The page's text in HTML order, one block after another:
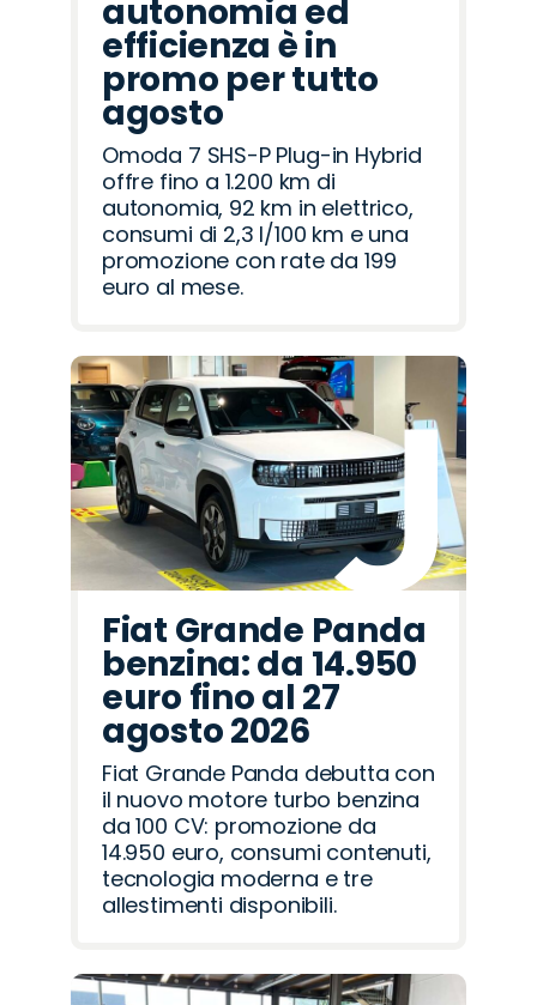
autonomia ed
efficienza è in
promo per tutto
agosto
Omoda 7 SHS-P Plug-in Hybrid
offre fino a 1.200 km di
autonomia, 92 km in elettrico,
consumi di 2,3 l/100 km e una
promozione con rate da 199
euro al mese.
Fiat Grande Panda
benzina: da 14.950
euro fino al 27
agosto 2026
Fiat Grande Panda debutta con
il nuovo motore turbo benzina
da 100 CV: promozione da
14.950 euro, consumi contenuti,
tecnologia moderna e tre
allestimenti disponibili.